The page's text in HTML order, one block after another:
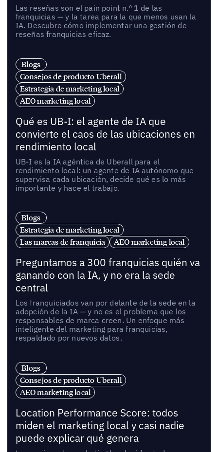
Las reseñas son el pain point n.º 1 de las
franquicias — y la tarea para la que menos usan la
IA. Descubre cómo implementar una gestión de
reseñas franquicias eficaz.
Blogs
Consejos de producto Uberall
Estrategia de marketing local
AEO marketing local
Qué es UB-I: el agente de IA que
convierte el caos de las ubicaciones en
rendimiento local
UB-I es la IA agéntica de Uberall para el
rendimiento local: un agente de IA autónomo que
supervisa cada ubicación, decide qué es lo más
importante y hace el trabajo.
Blogs
Estrategia de marketing local
Las marcas de franquicia
AEO marketing local
Preguntamos a 300 franquicias quién va
ganando con la IA, y no era la sede
central
Los franquiciados van por delante de la sede en la
adopción de la IA — y no es el problema que los
responsables de marca creen. Un enfoque más
inteligente del marketing para franquicias,
respaldado por nuevos datos.
Blogs
Consejos de producto Uberall
AEO marketing local
Location Performance Score: todos
miden el marketing local y casi nadie
puede explicar qué genera